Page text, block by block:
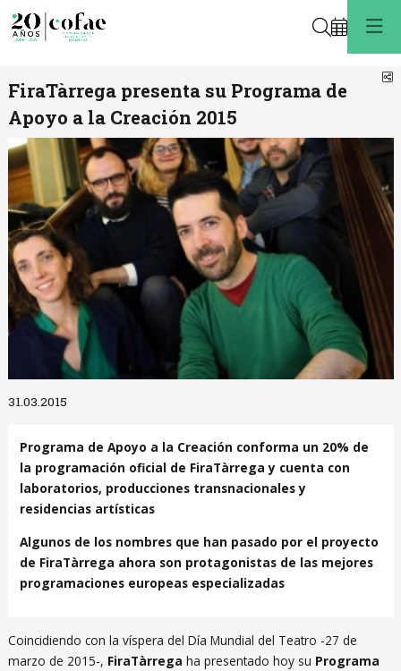
Buscar
FiraTàrrega presenta su Programa de
Apoyo a la Creación 2015
31.03.2015
Programa de Apoyo a la Creación conforma un 20% de
la programación oficial de FiraTàrrega y cuenta con
laboratorios, producciones transnacionales y
residencias artísticas
Algunos de los nombres que han pasado por el proyecto
de FiraTàrrega ahora son protagonistas de las mejores
programaciones europeas especializadas
Coincidiendo con la víspera del Día Mundial del Teatro -27 de
marzo de 2015-, FiraTàrrega ha presentado hoy su Programa